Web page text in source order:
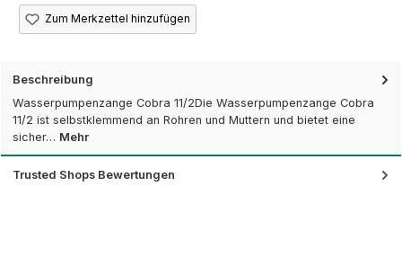
Zum Merkzettel hinzufügen
Beschreibung
Wasserpumpenzange Cobra 11/2Die Wasserpumpenzange Cobra
11/2 ist selbstklemmend an Rohren und Muttern und bietet eine
sicher… Mehr
Trusted Shops Bewertungen